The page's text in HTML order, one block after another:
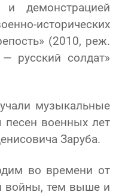
и демонстрацией
исторических
(2010, реж.
русский солдат»
музыкальные
военных лет
Заруба.
во времени от
войны, тем выше и